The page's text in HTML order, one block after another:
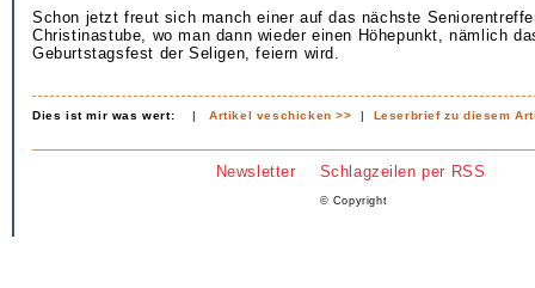
Schon jetzt freut sich manch einer auf das nächste
Christinastube, wo man dann wieder einen Höhepunkt, nämlich
Geburtstagsfest der Seligen, feiern wird.
Dies ist mir was wert: |Artikel veschicken >> | Leserbrief zu diesem
Newsletter Schlagzeilen per RSS
© Copyright